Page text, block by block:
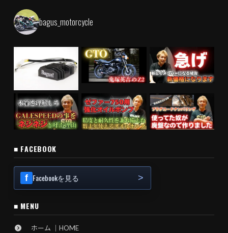
bagus_motorcycle
■ FACEBOOK
Facebookを見る
■ MENU
ホーム ｜HOME